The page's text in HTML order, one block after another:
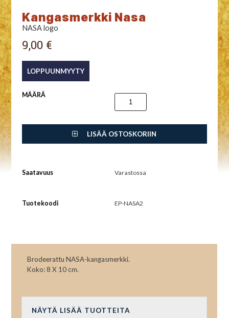
Kangasmerkki Nasa
NASA logo
9,00 €
MÄÄRÄ
LISÄÄ OSTOSKORIIN
Saatavuus Varastossa
Tuotekoodi EP-NASA2
Brodeerattu NASA-kangasmerkki.
Koko: 8 X 10 cm.
NÄYTÄ LISÄÄ TUOTTEITA